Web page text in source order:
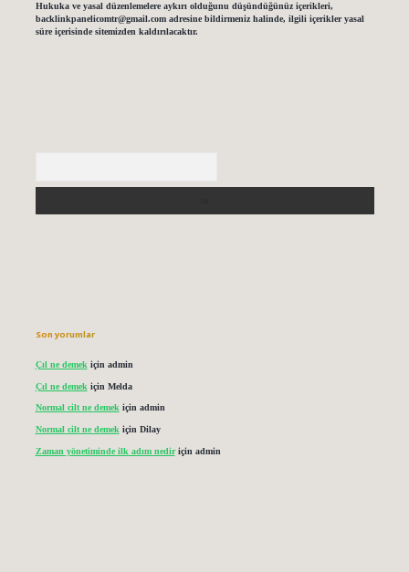
Hukuka ve yasal düzenlemelere aykırı olduğunu düşündüğünüz içerikleri,
backlinkpanelicomtr@gmail.comadresine bildirmeniz halinde, ilgili içerikler yasal
süre içerisinde sitemizden kaldırılacaktır.
Son yorumlar
Çıl ne demek için admin
Çıl ne demek için Melda
Normal cilt ne demekiçin admin
Normal cilt ne demek için Dilay
Zaman yönetiminde ilk adım nediriçin admin